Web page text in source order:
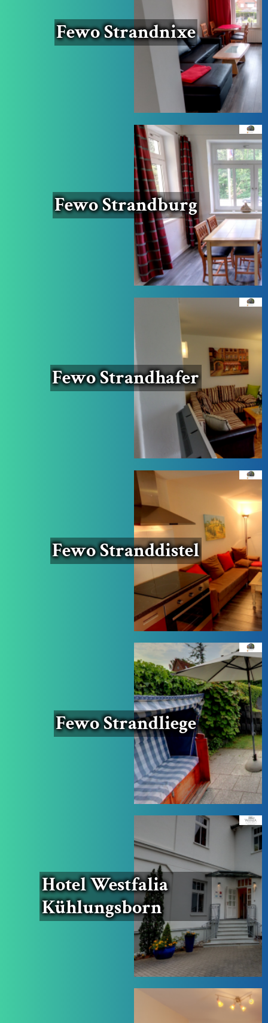
Fewo Strand­nixe
Fewo Strand­burg
Fewo Strand­ha­fer
Fewo Strand­dis­tel
Fewo Strand­lie­ge
Hotel West­fa­lia
Kühlungsborn